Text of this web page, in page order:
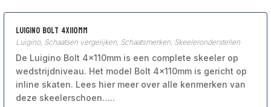
Luigino Bolt 4x110mm
Luigino, Schaatsen vergelijken Schaatsmerken Skeeleronderstellen
De Luigino Bolt 4x110mm is een complete skeeler op
wedstrijdniveau. Het model Bolt 4x110mm is gericht op
inline skaten. Lees hier meer over alle kenmerken van
deze skeelerschoen…..